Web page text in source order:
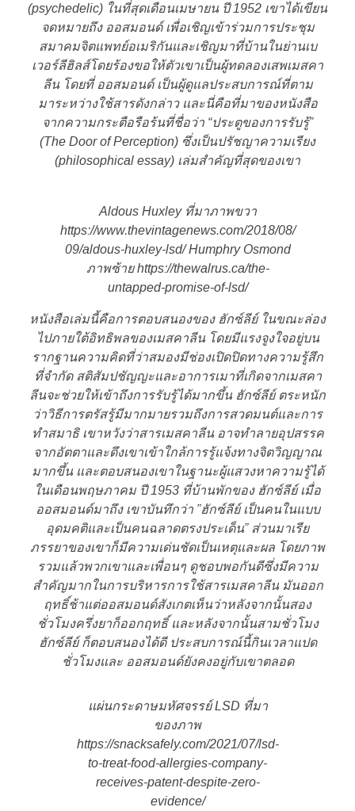
(psychedelic) ในที่สุดเดือนเมษายน ปี 1952 เขาได้เขียน
จดหมายถึง ออสมอนด์ เพื่อเชิญเข้าร่วมการประชุม
สมาคมจิตแพทย์อเมริกันและเชิญมาที่บ้านในย่านเบ
เวอร์ลีฮิลส์โดยร้องขอให้ตัวเขาเป็นผู้ทดลองเสพเมสคา
ลีน โดยที่ ออสมอนด์ เป็นผู้ดูแลประสบการณ์ที่ตาม
มาระหว่างใช้สารดังกล่าว และนี่คือที่มาของหนังสือ
จากความกระตือรือร้นที่ชื่อว่า “ประตูของการรับรู้”
(The Door of Perception) ซึ่งเป็นปรัชญาความเรียง
(philosophical essay) เล่มสำคัญที่สุดของเขา
Aldous Huxley ที่มาภาพขวา
https://www.thevintagenews.com/2018/08/
09/aldous-huxley-lsd/ Humphry Osmond
ภาพซ้าย https://thewalrus.ca/the-
untapped-promise-of-lsd/
หนังสือเล่มนี้คือการตอบสนองของ ฮักซ์ลีย์ ในขณะล่อง
ไปภายใต้อิทธิพลของเมสคาลีน โดยมีแรงจูงใจอยู่บน
รากฐานความคิดที่ว่าสมองมีช่องเปิดปิดทางความรู้สึก
ที่จำกัด สติสัมปชัญญะและอาการเมาที่เกิดจากเมสคา
ลีนจะช่วยให้เข้าถึงการรับรู้ได้มากขึ้น ฮักซ์ลีย์ ตระหนัก
ว่าวิธีการตรัสรู้มีมากมายรวมถึงการสวดมนต์และการ
ทำสมาธิ เขาหวังว่าสารเมสคาลีน อาจทำลายอุปสรรค
จากอัตตาและดึงเขาเข้าใกล้การรู้แจ้งทางจิตวิญญาณ
มากขึ้น และตอบสนองเขาในฐานะผู้แสวงหาความรู้ได้
ในเดือนพฤษภาคม ปี 1953 ที่บ้านพักของ ฮักซ์ลีย์ เมื่อ
ออสมอนด์มาถึง เขาบันทึกว่า ”ฮักซ์ลีย์ เป็นคนในแบบ
อุดมคติและเป็นคนฉลาดตรงประเด็น” ส่วนมาเรีย
ภรรยาของเขาก็มีความเด่นชัดเป็นเหตุและผล โดยภาพ
รวมแล้วพวกเขาและเพื่อนๆ ดูชอบพอกันดีซึ่งมีความ
สำคัญมากในการบริหารการใช้สารเมสคาลีน มันออก
ฤทธิ์ช้าแต่ออสมอนด์สังเกตเห็นว่าหลังจากนั้นสอง
ชั่วโมงครึ่งยาก็ออกฤทธิ์ และหลังจากนั้นสามชั่วโมง
ฮักซ์ลีย์ ก็ตอบสนองได้ดี ประสบการณ์นี้กินเวลาแปด
ชั่วโมงและ ออสมอนด์ยังคงอยู่กับเขาตลอด
แผ่นกระดาษมหัศจรรย์ LSD ที่มา
ของภาพ
https://snacksafely.com/2021/07/lsd-
to-treat-food-allergies-company-
receives-patent-despite-zero-
evidence/